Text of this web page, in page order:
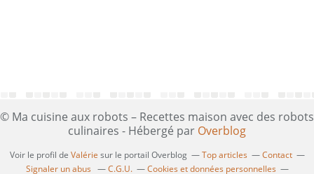
© Ma cuisine aux robots – Recettes maison avec des robots
culinaires - Hébergé par Overblog
Voir le profil de Valérie sur le portail Overblog Top articles
Contact
Signaler un abus
C.G.U. Cookies et données personnelles